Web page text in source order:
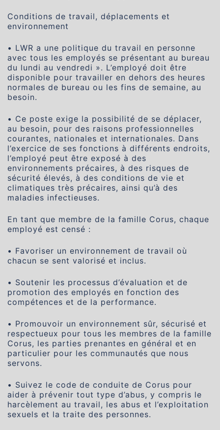
Conditions de travail, déplacements et
environnement
• LWR a une politique du travail en personne
avec tous les employés se présentant au bureau
du lundi au vendredi ». L’employé doit être
disponible pour travailler en dehors des heures
normales de bureau ou les fins de semaine, au
besoin.
• Ce poste exige la possibilité de se déplacer,
au besoin, pour des raisons professionnelles
courantes, nationales et internationales. Dans
l’exercice de ses fonctions à différents endroits,
l’employé peut être exposé à des
environnements précaires, à des risques de
sécurité élevés, à des conditions de vie et
climatiques très précaires, ainsi qu’à des
maladies infectieuses.
En tant que membre de la famille Corus, chaque
employé est censé :
• Favoriser un environnement de travail où
chacun se sent valorisé et inclus.
• Soutenir les processus d’évaluation et de
promotion des employés en fonction des
compétences et de la performance.
• Promouvoir un environnement sûr, sécurisé et
respectueux pour tous les membres de la famille
Corus, les parties prenantes en général et en
particulier pour les communautés que nous
servons.
• Suivez le code de conduite de Corus pour
aider à prévenir tout type d’abus, y compris le
harcèlement au travail, les abus et l’exploitation
sexuels et la traite des personnes.